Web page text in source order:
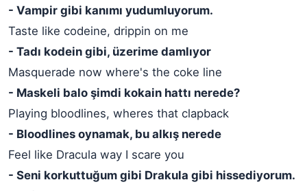
- Vampir gibi kanımı yudumluyorum.
Taste like codeine, drippin on me
- Tadı kodein gibi, üzerime damlıyor
Masquerade now where's the coke line
- Maskeli balo şimdi kokain hattı nerede?
Playing bloodlines, wheres that clapback
- Bloodlines oynamak, bu alkış nerede
Feel like Dracula way I scare you
- Seni korkuttuğum gibi Drakula gibi hissediyorum.